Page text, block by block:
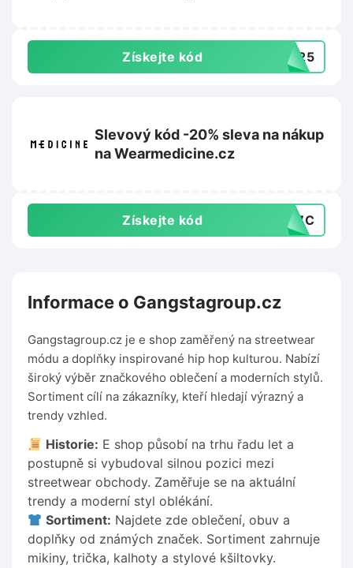
Získejte kód UN25
Slevový kód -20% sleva na nákup
na Wearmedicine.cz
Získejte kód EC7C
Informace o Gangstagroup.cz
Gangstagroup.cz je e shop zaměřený na streetwear
módu a doplňky inspirované hip hop kulturou. Nabízí
široký výběr značkového oblečení a moderních stylů.
Sortiment cílí na zákazníky, kteří hledají výrazný a
trendy vzhled.
Historie: E shop působí na trhu řadu let a
postupně si vybudoval silnou pozici mezi
streetwear obchody. Zaměřuje se na aktuální
trendy a moderní styl oblékání.
Sortiment: Najdete zde oblečení, obuv a
doplňky od známých značek. Sortiment zahrnuje
mikiny, trička, kalhoty a stylové kšiltovky.